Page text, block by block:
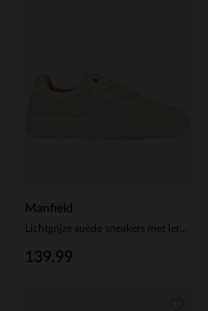
Manfield
139.99